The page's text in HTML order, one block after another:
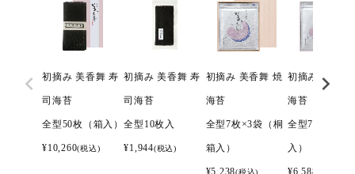
初摘み 美香舞 寿
司海苔
全型50枚（箱入）
¥10,260(税込)
初摘み 美香舞 寿
司海苔
全型10枚入
¥1,944(税込)
初摘み 美香舞 焼
海苔
全型7枚×3袋（桐
箱入）
¥5,238(税込)
初摘み 美香舞
海苔
全型7枚×4袋
入）
¥6,588